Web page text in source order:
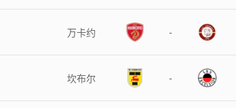
万卡约 -
坎布尔 -